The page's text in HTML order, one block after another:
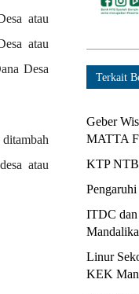
atau
atau
Desa
atau
Terkait
Geber
MATTA
KTP NTB
ITDC dan
Linur
KEK